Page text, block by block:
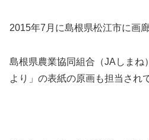
2015年7月に島根県松江市に画
島根県農業協同組合（JAしまね
より」の表紙の原画も担当され